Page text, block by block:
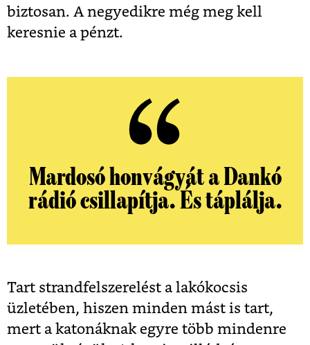
biztosan. A negyedikre még meg kell
keresnie a pénzt.
Mardosó honvágyát a Dankó
rádió csillapítja. És táplálja.
Tart strandfelszerelést a lakókocsis
üzletében, hiszen minden mást is tart,
mert a katonáknak egyre több mindenre